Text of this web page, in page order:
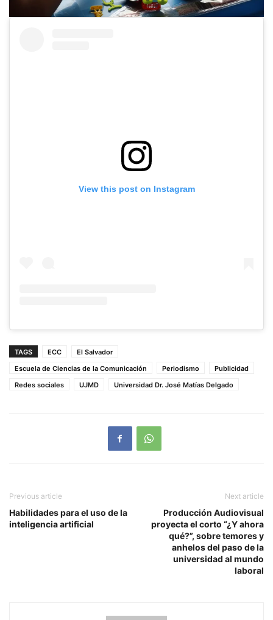
View this post on Instagram
TAGS ECC
El Salvador
Escuela de Ciencias de la Comunicación
Periodismo
Publicidad
Redes sociales
UJMD Universidad Dr. José Matías Delgado
Previous article
Habilidades para el uso de la
inteligencia artificial
Next article
Producción Audiovisual
proyecta el corto “¿Y ahora
qué?”, sobre temores y
anhelos del paso de la
universidad al mundo
laboral